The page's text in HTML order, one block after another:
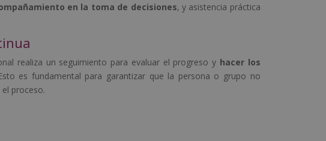
en la toma de decisiones, y asistencia práctica
realiza un seguimiento para evaluar el progreso y hacer los
es fundamental para garantizar que la persona o grupo no
proceso.